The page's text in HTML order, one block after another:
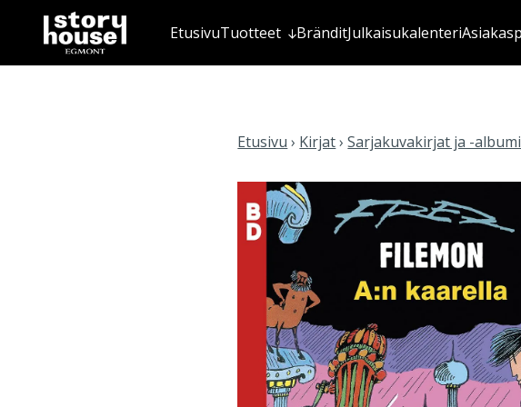
EtusivuTuotteet BränditJulkaisukalenteri
Etusivu › Kirjat›Sarjakuvakirjat ja -